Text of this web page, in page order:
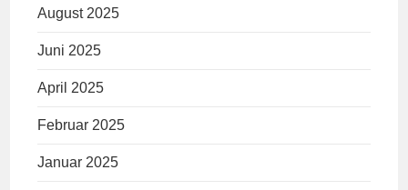
August 2025
Juni 2025
April 2025
Februar 2025
Januar 2025